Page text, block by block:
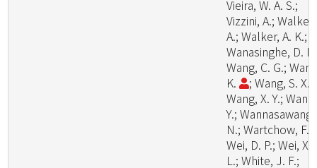
Vieira, W. A. S.;
Vizzini, A.; Walker,
A.; Walker, A. K.;
Wanasinghe, D.
Wang, C. G.;
K.
; Wang, S. X.;
Wang, X. Y.; Wang,
Y.; Wannasawang,
N.; Wartchow, F.;
Wei, D. P.; Wei, X.
L.; White, J. F.;